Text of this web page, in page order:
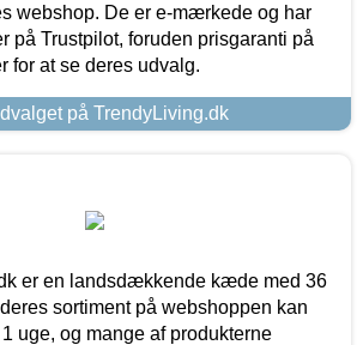
webshop. De er e-mærkede og har
på Trustpilot, foruden prisgaranti på
for at se deres udvalg.
på TrendyLiving.dk
er en landsdækkende kæde med 36
sortiment på webshoppen kan
uge, og mange af produkterne